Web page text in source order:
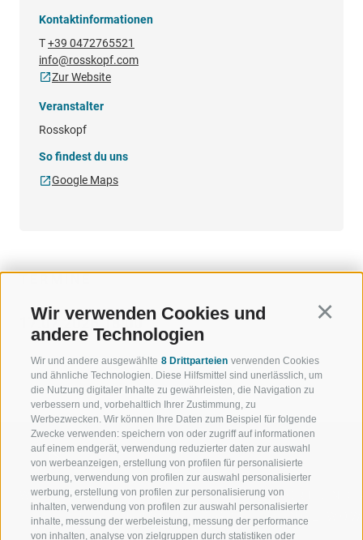
Wir verwenden Cookies und
andere Technologien
Wir und andere ausgewählte 8 Drittparteien verwenden Cookies
und ähnliche Technologien. Diese Hilfsmittel sind unerlässlich, um
die Nutzung digitaler Inhalte zu gewährleisten, die Navigation zu
verbessern und, vorbehaltlich Ihrer Zustimmung, zu
Werbezwecken. Wir können Ihre Daten zum Beispiel für folgende
Zwecke verwenden: speichern von oder zugriff auf informationen
auf einem endgerät, verwendung reduzierter daten zur auswahl
von werbeanzeigen, erstellung von profilen für personalisierte
werbung, verwendung von profilen zur auswahl personalisierter
werbung, erstellung von profilen zur personalisierung von
inhalten, verwendung von profilen zur auswahl personalisierter
inhalte, messung der werbeleistung, messung der performance
von inhalten, analyse von zielgruppen durch statistiken oder
Kontaktinformationen
T+39 0472765521
info@rosskopf.com
Zur Website
Veranstalter
Rosskopf
So findest du uns
Google Maps
17.07.2026 18:00
WILLKOMMEN IN DER
FERIENREGION RATSCHINGS
SPORT UND
MENGE